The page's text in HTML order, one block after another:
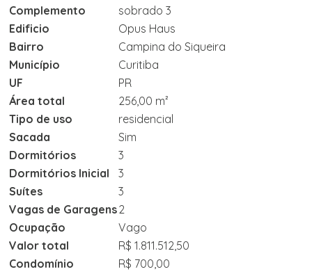
Complemento
sobrado 3
Edificio
Opus Haus
Bairro
Campina do Siqueira
Município
Curitiba
UF
PR
Área total
256,00 m²
Tipo de uso
residencial
Sacada
Sim
Dormitórios
3
Dormitórios Inicial
3
Suítes
3
Vagas de Garagens2
Ocupação
Vago
Valor total
R$ 1.811.512,50
Condomínio
R$ 700,00